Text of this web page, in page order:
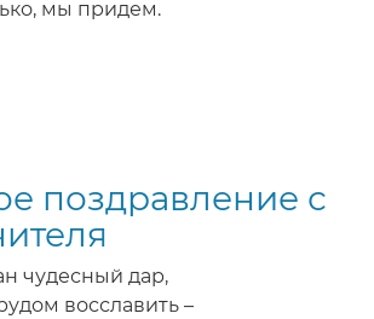
мы придем.
поздравление с
чудесный дар,
восславить –